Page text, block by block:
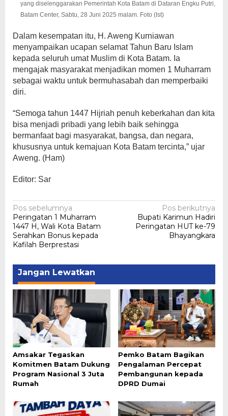
yang diselenggarakan Pemerintah Kota Batam di Dataran Engku Putri,
Batam Center, Sabtu, 28 Juni 2025 malam. Foto (Ist)
Dalam kesempatan itu, H. Aweng Kurniawan
menyampaikan ucapan selamat Tahun Baru Islam
kepada seluruh umat Muslim di Kota Batam. Ia
mengajak masyarakat menjadikan momen 1 Muharram
sebagai waktu untuk bermuhasabah dan memperbaiki
diri.
“Semoga tahun 1447 Hijriah penuh keberkahan dan kita
bisa menjadi pribadi yang lebih baik sehingga
bermanfaat bagi masyarakat, bangsa, dan negara,
khususnya untuk kemajuan Kota Batam tercinta,” ujar
Aweng. (Ham)
Editor: Sar
Navigasi
pos
Pos sebelumnya
Peringatan 1 Muharram
1447 H, Wali Kota Batam
Serahkan Bonus kepada
Kafilah Berprestasi
Pos berikutnya
Bupati Karimun Hadiri
Peringatan HUT ke-79
Bhayangkara
Jangan Lewatkan
Amsakar Tegaskan
Komitmen Batam Dukung
Program Nasional 3 Juta
Rumah
Pemko Batam Bagikan
Pengalaman Percepat
Pembangunan kepada
DPRD Dumai